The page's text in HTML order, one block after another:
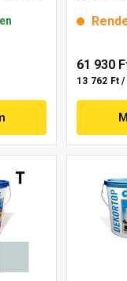
61 930
13 762 Ft / l